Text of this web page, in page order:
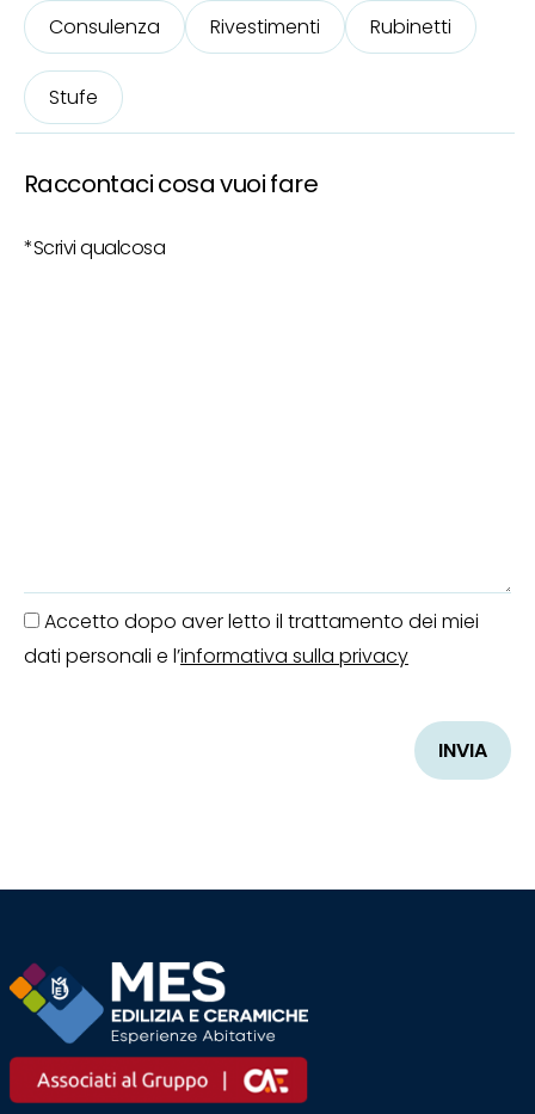
Consulenza Rivestimenti Rubinetti
Stufe
Raccontaci cosa vuoi fare
Accetto dopo aver letto il trattamento dei miei
dati personali e l’informativa sulla privacy